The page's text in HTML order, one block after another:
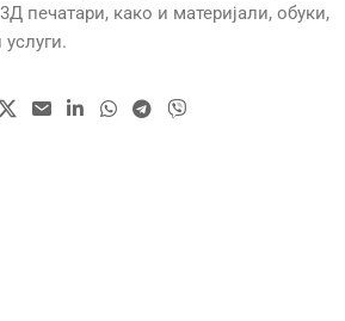
печатари, како и материјали, обуки,